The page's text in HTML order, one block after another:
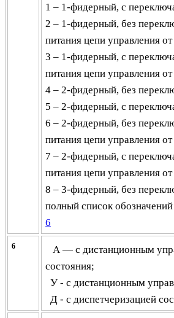
1 – 1-фидерный, с
2 – 1-фидерный, без
питания цепи управления
3 – 1-фидерный, c
питания цепи управления
4 – 2-фидерный, без
5 – 2-фидерный, с
6 – 2-фидерный, без
питания цепи управления
7 – 2-фидерный, c
питания цепи управления
8 – 3-фидерный, без
полный список
6
6
А — с дистанционным
состояния;
У - с дистанционным
Д - с диспетчеризацией